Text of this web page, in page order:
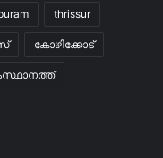
thrissur
കോഴിക്കോട്